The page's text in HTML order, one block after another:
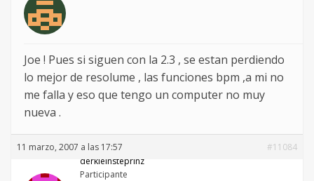
Joe ! Pues si siguen con la 2.3 , se estan perdiendo
lo mejor de resolume , las funciones bpm ,a mi no
me falla y eso que tengo un computer no muy
nueva .
11 marzo, 2007 a las 17:57
#11084
derkleinsteprinz
Participante